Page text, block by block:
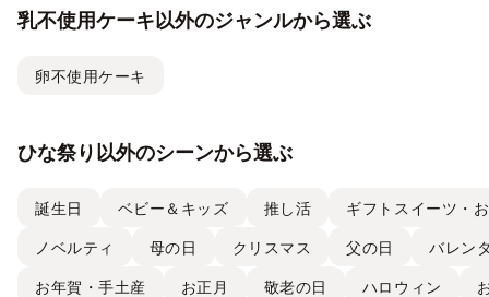
乳不使用ケーキ以外のジャンルから選ぶ
卵不使用ケーキ
ひな祭り以外のシーンから選ぶ
誕生日 ベビー＆キッズ 推し活 ギフトスイーツ・
ノベルティ 母の日 クリスマス 父の日 バレン
お年賀・手土産 お正月 敬老の日 ハロウィン